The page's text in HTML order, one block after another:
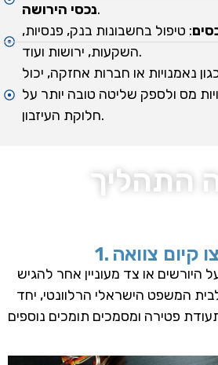
נכסי הירושה.
: טיפול בחשבונות בנק, פנסיות,
השקעות, ירושות ועוד.
נאמנויות או חברות אחזקה, יכול
מס ולספק שליטה טובה יותר על
חלוקת העיזבון.
היורשים או צד מעוניין אחר להגיש
המשפט הישראלי הרלוונטי, יחד